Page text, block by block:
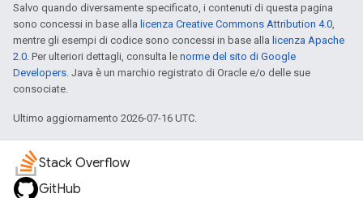
Salvo quando diversamente specificato, i contenuti di questa pagina
sono concessi in base alla licenza Creative Commons Attribution 4.0
mentre gli esempi di codice sono concessi in base alla licenza Apache
2.0 . Per ulteriori dettagli, consulta le norme del sito di Google
Developers . Java è un marchio registrato di Oracle e/o delle sue
consociate.
Ultimo aggiornamento 2026-07-16 UTC.
Stack Overflow
GitHub